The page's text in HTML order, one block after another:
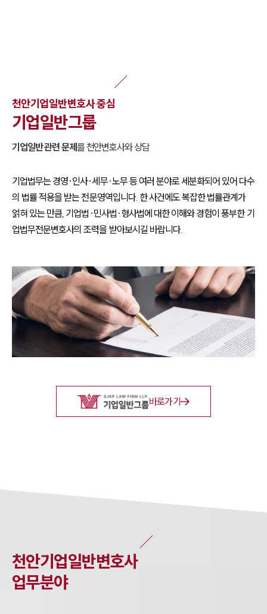
천안기업일반변호사 중심
기업일반그룹
기업일반관련 문제를 천안변호사와 상담
기업법무는 경영·인사·세무·노무 등 여러 분야로 세분화되어 있어 다수
의 법률 적용을 받는 전문영역입니다. 한 사건에도 복잡한 법률관계가
얽혀 있는 만큼, 기업법·민사법·형사법에 대한 이해와 경험이 풍부한 기
업법무전문변호사의 조력을 받아보시길 바랍니다.
바로가기
천안기업일반변호사
업무분야